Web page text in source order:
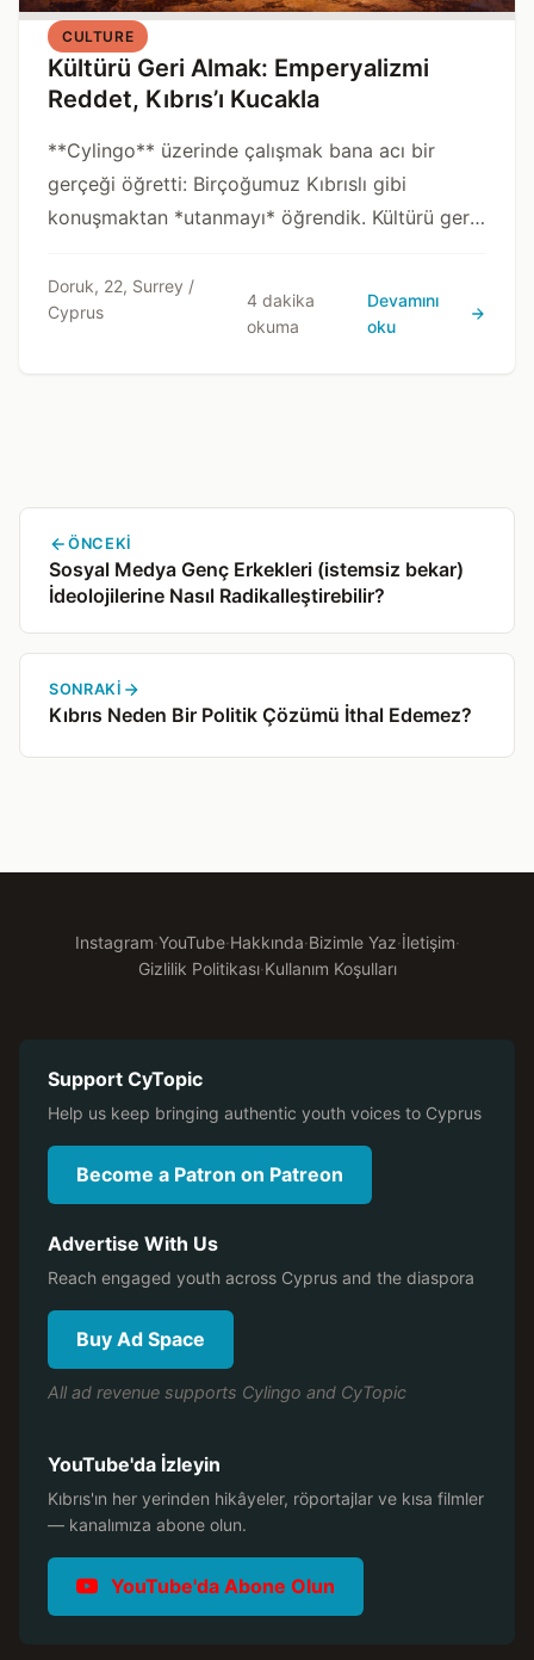
CULTURE
Kültürü Geri Almak: Emperyalizmi
Reddet, Kıbrıs’ı Kucakla
**Cylingo** üzerinde çalışmak bana acı bir
gerçeği öğretti: Birçoğumuz Kıbrıslı gibi
konuşmaktan *utanmayı* öğrendik. Kültürü geri
Doruk, 22, Surrey /
Cyprus
4 dakika
okuma
Devamını
oku
ÖNCEKI
Sosyal Medya Genç Erkekleri (istemsiz bekar)
İdeolojilerine Nasıl Radikalleştirebilir?
SONRAKI
Kıbrıs Neden Bir Politik Çözümü İthal Edemez?
Instagram·YouTube·Hakkında·Bizimle Yaz·İletişim·
Gizlilik Politikası·Kullanım Koşulları
Support CyTopic
Help us keep bringing authentic youth voices to Cyprus
Become a Patron on Patreon
Advertise With Us
Reach engaged youth across Cyprus and the diaspora
Buy Ad Space
All ad revenue supports Cylingo and CyTopic
YouTube'da İzleyin
Kıbrıs'ın her yerinden hikâyeler, röportajlar ve kısa filmler
— kanalımıza abone olun.
YouTube'da Abone Olun